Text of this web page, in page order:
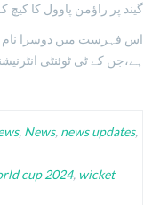
گیند پر راؤمن پاوول کا کیچ
اس فہرست میں دوسرا نام
ہے،جن کے ٹی ٹوئنٹی انٹرنیشنلز
, News, news updates,
cup 2024, wicket